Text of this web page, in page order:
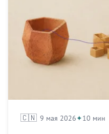
🇨🇳 9 мая 2026 10 мин